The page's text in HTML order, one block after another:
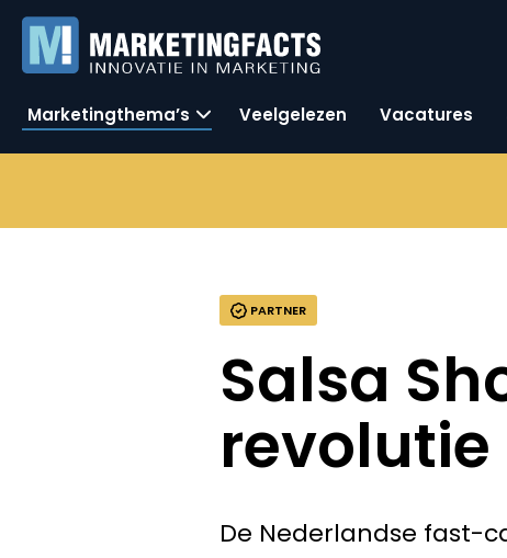
Marketingthema’s Veelgelezen Vacatures
PARTNER
Salsa
De Nederlandse fast-